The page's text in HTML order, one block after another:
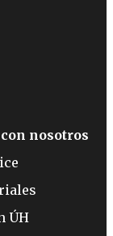
nosotros
ÚH